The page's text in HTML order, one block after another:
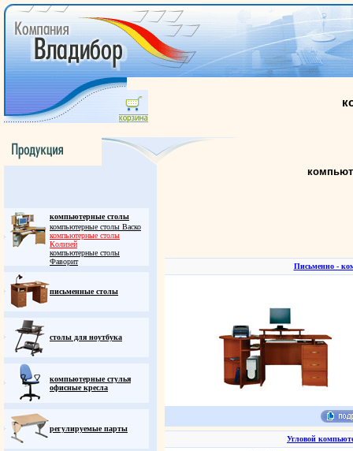
компьютерные столы
компьютерные столы Васко
компьютерные столы
Колизей
компьютерные столы
Фаворит
письменные столы
столы для ноутбука
компьютерные стулья
офисные кресла
регулируемые парты
Письменно -
Угловой